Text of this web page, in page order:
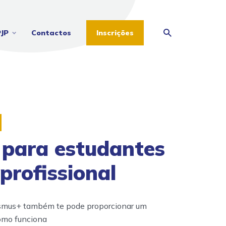
Contactos Inscrições
estudantes
também te pode proporcionar um
funciona